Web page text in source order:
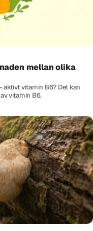
mellan olika
aktivt vitamin B6? Det kan
vitamin B6.